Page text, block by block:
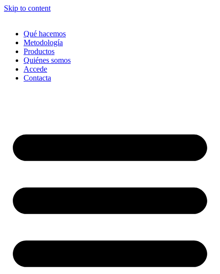
Skip to content
Qué hacemos
Metodología
Productos
Quiénes somos
Accede
Contacta